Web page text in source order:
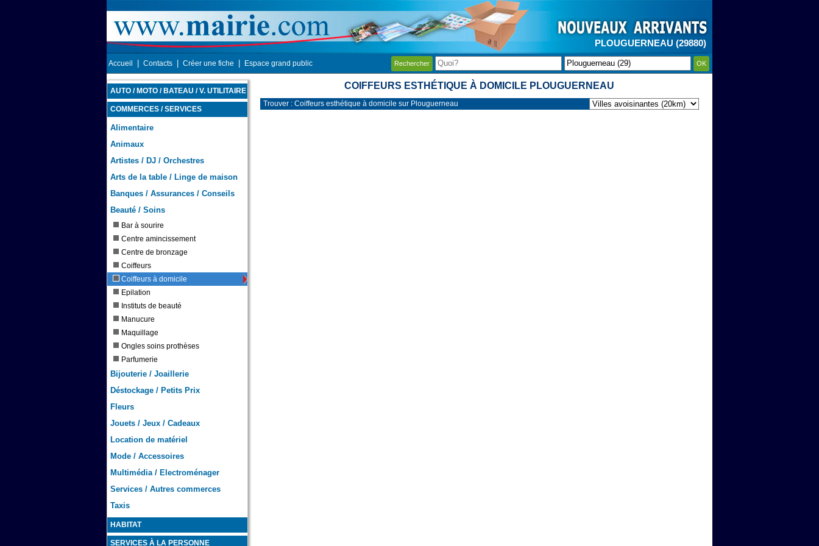
PLOUGUERNEAU (29880)
Accueil Contacts Créer une fiche Espace grand public Rechercher OK
AUTO / MOTO / BATEAU / V. UTILITAIRE
COMMERCES / SERVICES
Alimentaire
Animaux
Artistes / DJ / Orchestres
Arts de la table / Linge de maison
Banques / Assurances / Conseils
Beauté / Soins
Bar à sourire
Centre amincissement
Centre de bronzage
Coiffeurs
Coiffeurs à domicile
Epilation
Instituts de beauté
Manucure
Maquillage
Ongles soins prothèses
Parfumerie
Bijouterie / Joaillerie
Déstockage / Petits Prix
Fleurs
Jouets / Jeux / Cadeaux
Location de matériel
Mode / Accessoires
Multimédia / Electroménager
Services / Autres commerces
Taxis
HABITAT
SERVICES À LA PERSONNE
COIFFEURS ESTHÉTIQUE À DOMICILE PLOUGUERNEAU
Trouver : Coiffeurs esthétique à domicile sur Plouguerneau